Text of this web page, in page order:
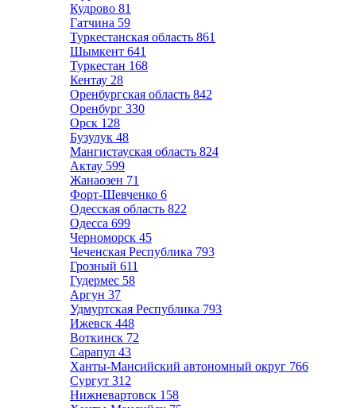
Кудрово 81
Гатчина 59
Туркестанская область 861
Шымкент 641
Туркестан 168
Кентау 28
Оренбургская область 842
Оренбург 330
Орск 128
Бузулук 48
Мангистауская область 824
Актау 599
Жанаозен 71
Форт-Шевченко 6
Одесская область 822
Одесса 699
Черноморск 45
Чеченская Республика 793
Грозный 611
Гудермес 58
Аргун 37
Удмуртская Республика 793
Ижевск 448
Воткинск 72
Сарапул 43
Ханты-Мансийский автономный округ 766
Сургут 312
Нижневартовск 158